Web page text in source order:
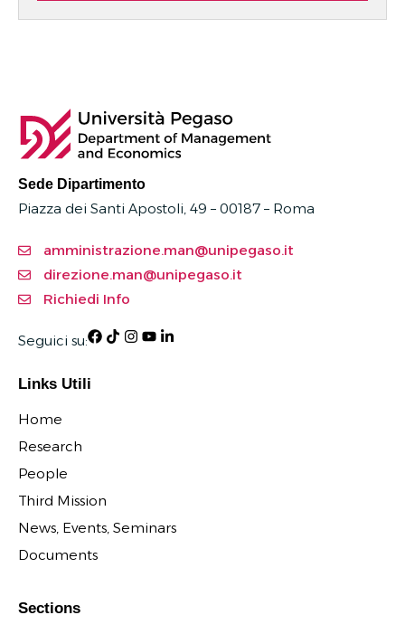
Sede Dipartimento
Piazza dei Santi Apostoli, 49 – 00187 – Roma
amministrazione.man@unipegaso.it
direzione.man@unipegaso.it
Richiedi Info
Seguici su:
Links Utili
Home
Research
People
Third Mission
News, Events, Seminars
Documents
Sections